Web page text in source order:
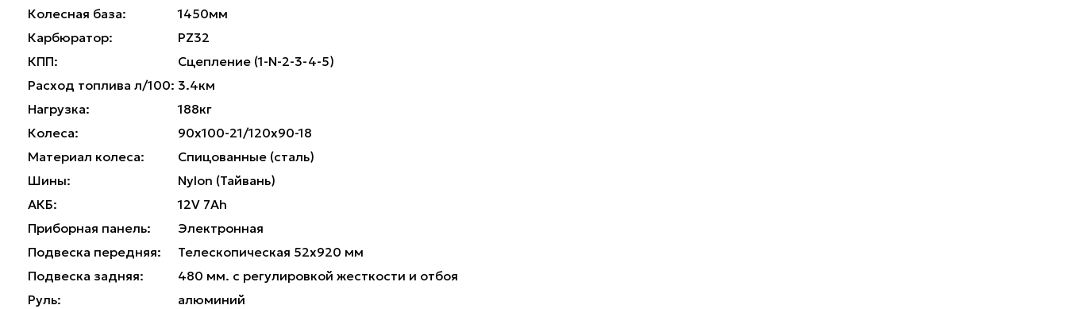
Колесная база:
1450мм
Карбюратор:
PZ32
КПП:
Сцепление (1-N-2-3-4-5)
Расход топлива л/100: 3.4км
Нагрузка:
188кг
Колеса:
90x100-21/120x90-18
Материал колеса:
Спицованные (сталь)
Шины:
Nylon (Тайвань)
АКБ:
12V 7Ah
Приборная панель:
Электронная
Подвеска передняя:
Телескопическая 52x920 мм
Подвеска задняя:
480 мм. с регулировкой жесткости и отбоя
Руль:
алюминий